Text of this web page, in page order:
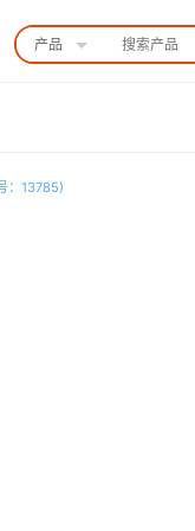
产品
：13785)